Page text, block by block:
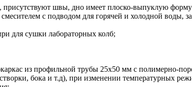
присутствуют швы, дно имеет плоско-выпуклую
с подводом для горячей и холодной
для сушки лабораторных колб;
из профильной трубы 25х50 мм с полимерно-
бока и т.д), при изменении температурных